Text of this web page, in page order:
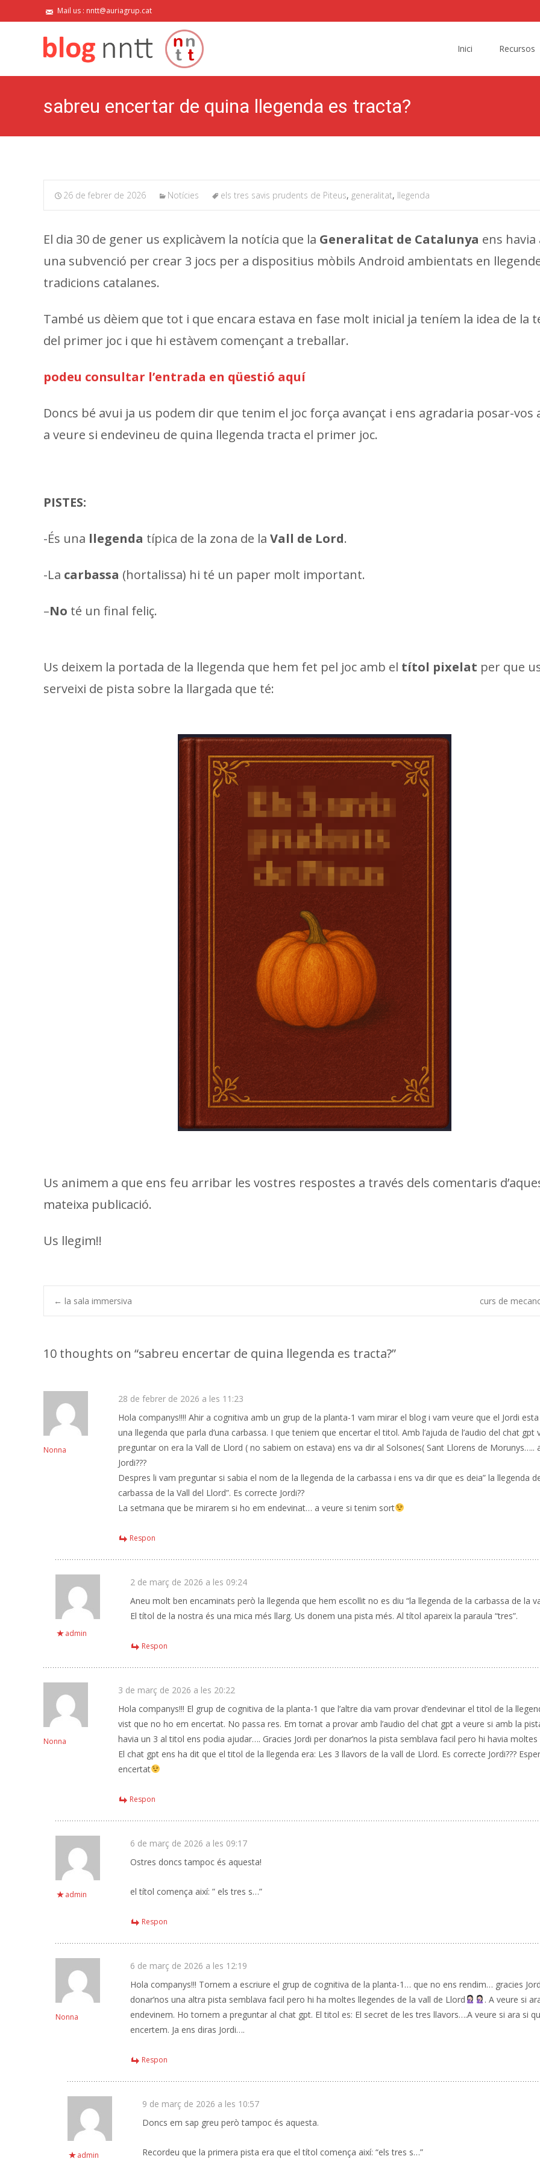
Mail us : nntt@auriagrup.cat
Inici Recursos
sabreu encertar de quina llegenda es tracta?
26 de febrer de 2026 Notícies els tres savis prudents de Piteus, generalitat, llegenda
El dia 30 de gener us explicàvem la notícia que la Generalitat de Catalunya ens
una subvenció per crear 3 jocs per a dispositius mòbils Android ambientats en
tradicions catalanes.
També us dèiem que tot i que encara estava en fase molt inicial ja teníem la idea de la
del primer joc i que hi estàvem començant a treballar.
podeu consultar l’entrada en qüestió aquí
Doncs bé avui ja us podem dir que tenim el joc força avançat i ens agradaria posar-vos
a veure si endevineu de quina llegenda tracta el primer joc.
PISTES:
-És una llegenda típica de la zona de la Vall de Lord.
-La carbassa (hortalissa) hi té un paper molt important.
–No té un final feliç.
Us deixem la portada de la llegenda que hem fet pel joc amb el títol pixelat per que
serveixi de pista sobre la llargada que té:
Us animem a que ens feu arribar les vostres respostes a través dels comentaris
mateixa publicació.
Us llegim!!
Post
navigation
← la sala immersiva curs de
10 thoughts on “sabreu encertar de quina llegenda es tracta?”
Nonna
28 de febrer de 2026 a les 11:23
Hola companys!!!! Ahir a cognitiva amb un grup de la planta-1 vam mirar el blog i vam veure que el Jordi
una llegenda que parla d’una carbassa. I que teniem que encertar el titol. Amb l’ajuda de l’audio del chat gpt
preguntar on era la Vall de Llord ( no sabiem on estava) ens va dir al Solsones( Sant Llorens de Morunys…..
Jordi???
Despres li vam preguntar si sabia el nom de la llegenda de la carbassa i ens va dir que es deia” la llegenda
carbassa de la Vall del Llord”. Es correcte Jordi??
La setmana que be mirarem si ho em endevinat… a veure si tenim sort
Respon
admin
2 de març de 2026 a les 09:24
Aneu molt ben encaminats però la llegenda que hem escollit no es diu “la llegenda de la carbassa de la
El títol de la nostra és una mica més llarg. Us donem una pista més. Al títol apareix la paraula “tres”.
Respon
Nonna
3 de març de 2026 a les 20:22
Hola companys!!! El grup de cognitiva de la planta-1 que l’altre dia vam provar d’endevinar el titol de la
vist que no ho em encertat. No passa res. Em tornat a provar amb l’audio del chat gpt a veure si amb la
havia un 3 al titol ens podia ajudar…. Gracies Jordi per donar’nos la pista semblava facil pero hi havia
El chat gpt ens ha dit que el titol de la llegenda era: Les 3 llavors de la vall de Llord. Es correcte Jordi???
encertat
Respon
admin
6 de març de 2026 a les 09:17
Ostres doncs tampoc és aquesta!
el títol comença així: ” els tres s…”
Respon
Nonna
6 de març de 2026 a les 12:19
Hola companys!!! Tornem a escriure el grup de cognitiva de la planta-1… que no ens rendim… gracies
donar’nos una altra pista semblava facil pero hi ha moltes llegendes de la vall de Llord
. A veure si
endevinem. Ho tornem a preguntar al chat gpt. El titol es: El secret de les tres llavors….A veure si ara si
encertem. Ja ens diras Jordi….
Respon
admin
9 de març de 2026 a les 10:57
Doncs em sap greu però tampoc és aquesta.
Recordeu que la primera pista era que el títol comença així: “els tres s…”